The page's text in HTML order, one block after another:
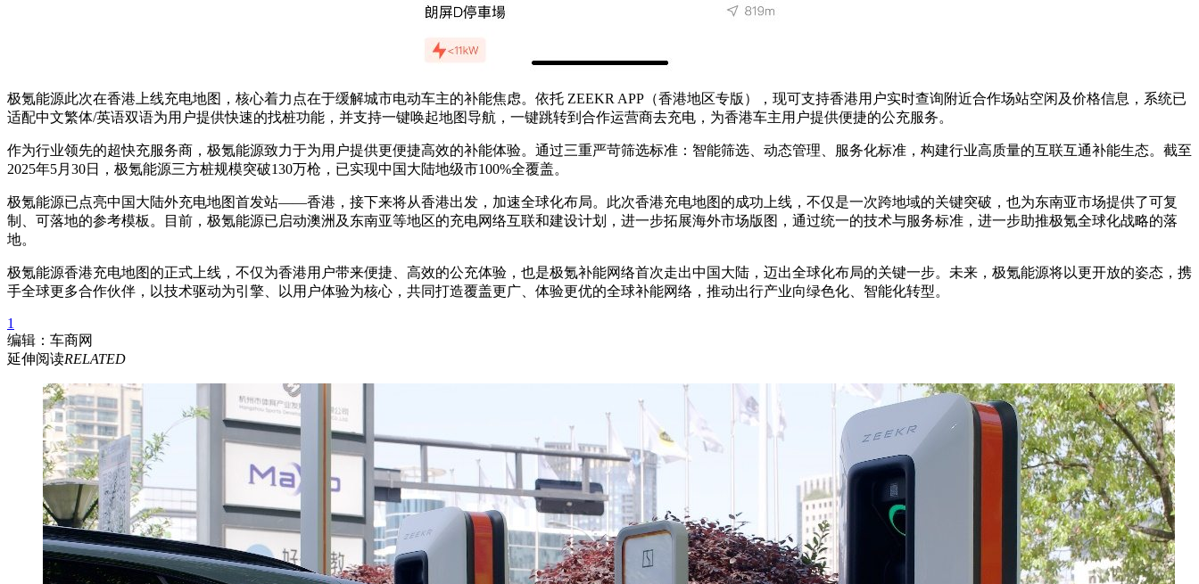
极氪能源此次在香港上线充电地图，核心着力点在于缓解城市电动车主的补能焦虑。依托 ZEEKR APP（香港地区专版），现可支持香港用户实时查询附近合作场站空闲及价格信息，系统已
适配中文繁体/英语双语为用户提供快速的找桩功能，并支持一键唤起地图导航，一键跳转到合作运营商去充电，为香港车主用户提供便捷的公充服务。
作为行业领先的超快充服务商，极氪能源致力于为用户提供更便捷高效的补能体验。通过三重严苛筛选标准：智能筛选、动态管理、服务化标准，构建行业高质量的互联互通补能生态。截至
2025年5月30日，极氪能源三方桩规模突破130万枪，已实现中国大陆地级市100%全覆盖。
极氪能源已点亮中国大陆外充电地图首发站——香港，接下来将从香港出发，加速全球化布局。此次香港充电地图的成功上线，不仅是一次跨地域的关键突破，也为东南亚市场提供了可复
制、可落地的参考模板。目前，极氪能源已启动澳洲及东南亚等地区的充电网络互联和建设计划，进一步拓展海外市场版图，通过统一的技术与服务标准，进一步助推极氪全球化战略的落
地。
极氪能源香港充电地图的正式上线，不仅为香港用户带来便捷、高效的公充体验，也是极氪补能网络首次走出中国大陆，迈出全球化布局的关键一步。未来，极氪能源将以更开放的姿态，携
手全球更多合作伙伴，以技术驱动为引擎、以用户体验为核心，共同打造覆盖更广、体验更优的全球补能网络，推动出行产业向绿色化、智能化转型。
1
编辑：车商网
延伸阅读RELATED